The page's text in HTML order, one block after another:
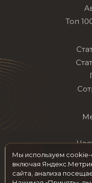
Топ
Мы используем cookie-
включая
сайта, анализа